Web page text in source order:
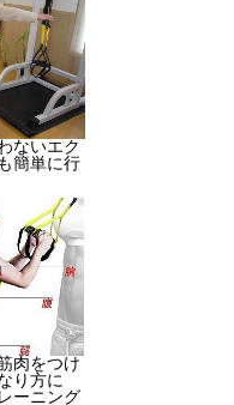
ないエク
簡単に行
肉をつけ
り方に
ーニング